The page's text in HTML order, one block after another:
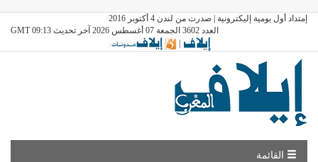
إمتداد أول يومية إليكترونية | صدرت من لندن 4 أكتوبر 2016
العدد 3602 الجمعة 07 أغسطس 2026 آخر تحديث GMT 09:13
|
القائمة